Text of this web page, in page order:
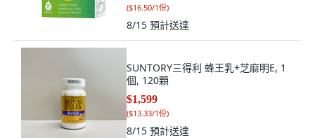
($16.50/1份)
8/15 預計送達
SUNTORY三得利 蜂王乳+芝麻明E, 1
個, 120顆
$1,599
($13.33/1份)
8/15 預計送達